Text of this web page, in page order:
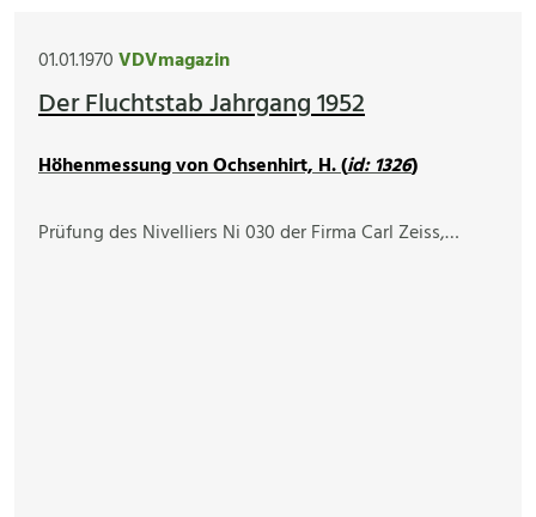
01.01.1970VDVmagazin
Der Fluchtstab Jahrgang 1952
Höhenmessung von Ochsenhirt, H. (id: 1326)
Prüfung des Nivelliers Ni 030 der Firma Carl Zeiss,…